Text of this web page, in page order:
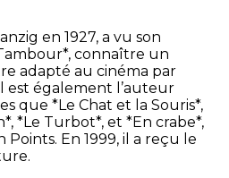
en 1927, a vu son
connaître un
adapté au cinéma par
est également l’auteur
que *Le Chat et la Souris*,
*Le Turbot*, et *En crabe*,
En 1999, il a reçu le